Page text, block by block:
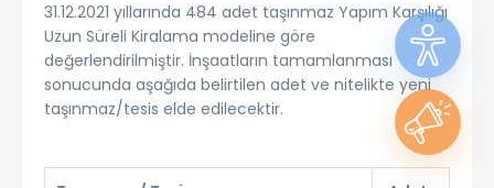
31.12.2021 yıllarında 484 adet taşınmaz Yapım Karşılığı
Uzun Süreli Kiralama modeline göre
değerlendirilmiştir. İnşaatların tamamlanması
sonucunda aşağıda belirtilen adet ve nitelikte yeni
taşınmaz/tesis elde edilecektir.​​